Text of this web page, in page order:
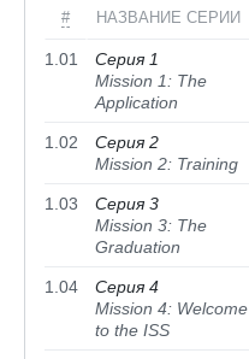
# НАЗВАНИЕ СЕРИИ
1.01
Серия 1
Mission 1: The
Application
1.02
Серия 2
Mission 2: Training
1.03
Серия 3
Mission 3: The
Graduation
1.04
Серия 4
Mission 4: Welcome
to the ISS